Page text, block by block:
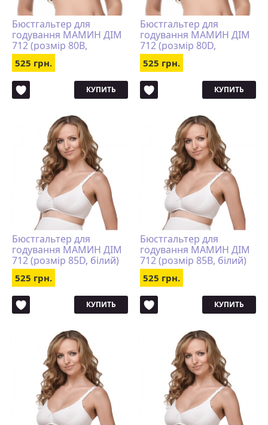
Бюстгальтер для
годування МАМИН ДІМ
712 (розмір 80B,
чорний)
525 грн.
КУПИТЬ
Бюстгальтер для
годування МАМИН ДІМ
712 (розмір 80D,
чорний)
525 грн.
КУПИТЬ
Бюстгальтер для
годування МАМИН ДІМ
712 (розмір 85D, білий)
525 грн.
КУПИТЬ
Бюстгальтер для
годування МАМИН ДІМ
712 (розмір 85B, білий)
525 грн.
КУПИТЬ